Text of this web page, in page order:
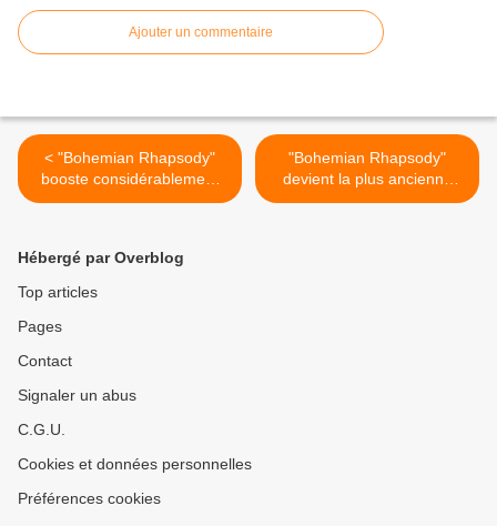
Ajouter un commentaire
< "Bohemian Rhapsody"
booste considérablement
les ventes de Queen
"Bohemian Rhapsody"
devient la plus ancienne
chanson à dépasser le
Hébergé par Overblog
Top articles
Pages
Contact
Signaler un abus
C.G.U.
Cookies et données personnelles
Préférences cookies